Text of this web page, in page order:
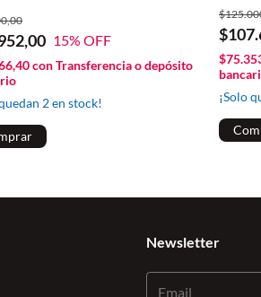
15% OFF
conTransferencia o depósito
2en stock!
¡Solo
Newsletter